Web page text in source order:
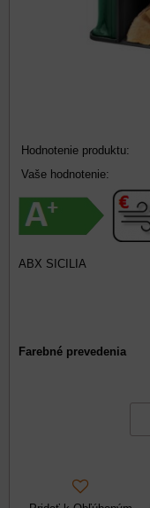
Hodnotenie produktu:
Vaše hodnotenie:
ABX SICILIA
Farebné prevedenia